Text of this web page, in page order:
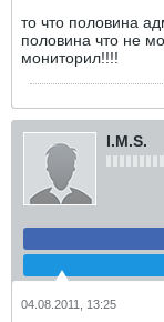
то что половина
половина что не
мониторил!!!!
I.M.S.
04.08.2011, 13:25